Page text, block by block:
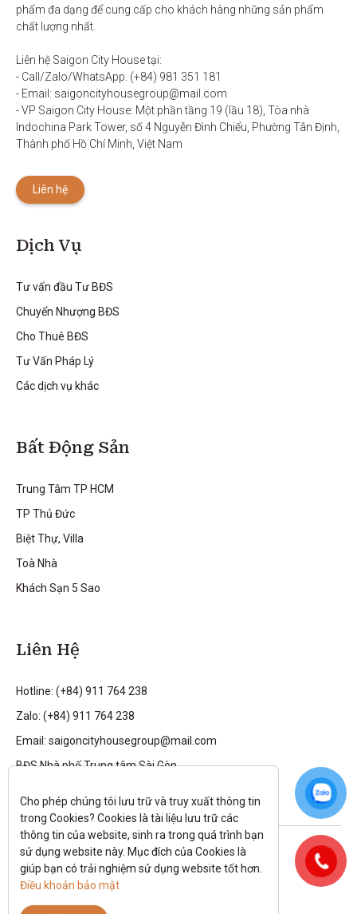
phẩm đa dạng để cung cấp cho khách hàng những sản phẩm
chất lượng nhất.
Liên hệ Saigon City House tại:
- Call/Zalo/WhatsApp: (+84) 981 351 181
- Email: saigoncityhousegroup@mail.com
- VP Saigon City House: Một phần tầng 19 (lầu 18), Tòa nhà
Indochina Park Tower, số 4 Nguyễn Đình Chiểu, Phường Tân Định,
Thành phố Hồ Chí Minh, Việt Nam
Liên hệ
Dịch Vụ
Tư vấn đầu Tư BĐS
Chuyển Nhượng BĐS
Cho Thuê BĐS
Tư Vấn Pháp Lý
Các dịch vụ khác
Bất Động Sản
Trung Tâm TP HCM
TP Thủ Đức
Biệt Thự, Villa
Toà Nhà
Khách Sạn 5 Sao
Liên Hệ
Hotline: (+84) 911 764 238
Zalo: (+84) 911 764 238
Email: saigoncityhousegroup@mail.com
BĐS Nhà phố Trung tâm Sài Gòn
Theo dõi tôi trên:
All rights reserved.
Cho phép chúng tôi lưu trữ và truy xuất thông tin
trong Cookies? Cookies là tài liệu lưu trữ các
thông tin của website, sinh ra trong quá trình bạn
sử dụng website này. Mục đích của Cookies là
Điều khoản bảo mật